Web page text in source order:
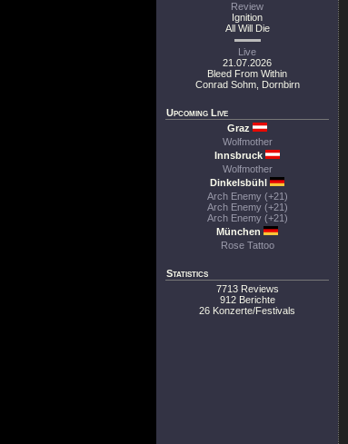
Review
Ignition
All Will Die
Live
21.07.2026
Bleed From Within
Conrad Sohm, Dornbirn
Upcoming Live
Graz
Wolfmother
Innsbruck
Wolfmother
Dinkelsbühl
Arch Enemy (+21)
Arch Enemy (+21)
Arch Enemy (+21)
München
Rose Tattoo
Statistics
7713 Reviews
912 Berichte
26 Konzerte/Festivals